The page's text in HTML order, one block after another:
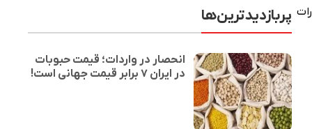
پربازدیدترین‌ها
انحصار در واردات؛ قیمت حبوبات
در ایران ۷ برابر قیمت جهانی است!